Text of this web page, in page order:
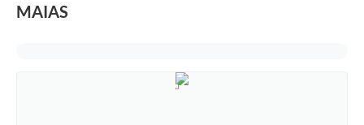
MAIAS